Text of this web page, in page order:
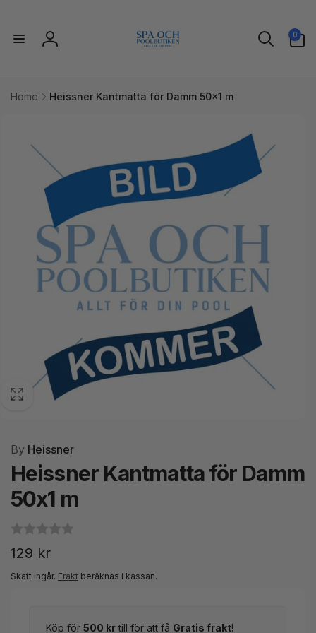
innehåll
Logga
0
artiklar
Home
Heissner Kantmatta för Damm 50x1 m
By Heissner
Heissner Kantmatta för Damm
50x1 m
Ordinarie
pris
129 kr
Skatt ingår. Frakt beräknas i kassan.
Köp för 500 krtill för att få Gratis frakt!